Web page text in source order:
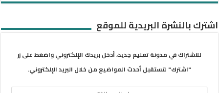
اشترك بالنشرة البريدية للموقع
للاشتراك في مدونة تعليم جديد، أدخل بريدك الإلكتروني واضغط على زر
"اشترك" لتستقبل أحدث المواضيع من خلال البريد الإلكتروني.